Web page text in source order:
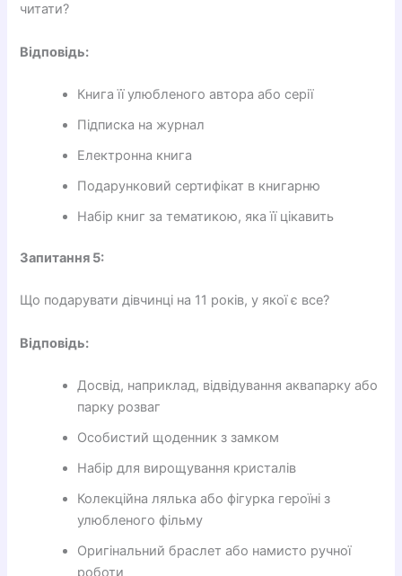
читати?
Відповідь:
Книга її улюбленого автора або серії
Підписка на журнал
Електронна книга
Подарунковий сертифікат в книгарню
Набір книг за тематикою, яка її цікавить
Запитання 5:
Що подарувати дівчинці на 11 років, у якої є все?
Відповідь:
Досвід, наприклад, відвідування аквапарку або
парку розваг
Особистий щоденник з замком
Набір для вирощування кристалів
Колекційна лялька або фігурка героїні з
улюбленого фільму
Оригінальний браслет або намисто ручної
роботи